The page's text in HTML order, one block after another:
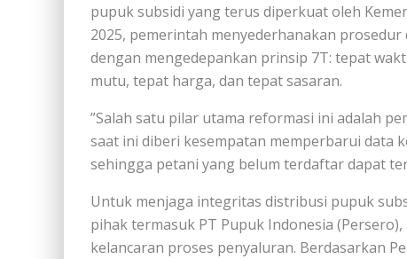
pupuk subsidi yang terus diperkuat oleh
2025, pemerintah menyederhanakan
dengan mengedepankan prinsip 7T: tepat
mutu, tepat harga, dan tepat sasaran.
”Salah satu pilar utama reformasi ini adalah
saat ini diberi kesempatan memperbarui data
sehingga petani yang belum terdaftar dapat
Untuk menjaga integritas distribusi pupuk
pihak termasuk PT Pupuk Indonesia
kelancaran proses penyaluran. Berdasarkan